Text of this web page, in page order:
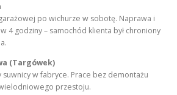
po wichurze w sobotę. Naprawa i
4 godziny – samochód klienta był chroniony
(Targówek)
w fabryce. Prace bez demontażu
wielodniowego przestoju.